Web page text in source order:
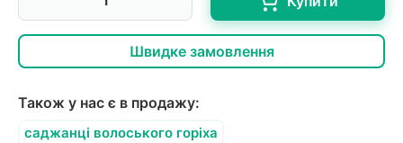
Швидке замовлення
Також у нас є в продажу:
саджанці волоського горіха